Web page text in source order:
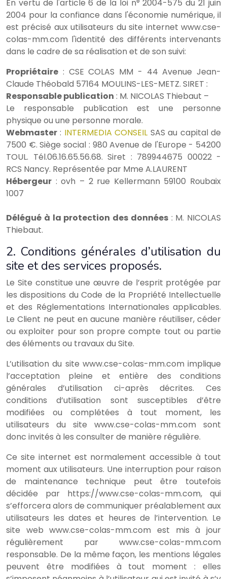
En vertu de l'article 6 de la loi n° 2004-575 du 21 juin
2004 pour la confiance dans l'économie numérique, il
est précisé aux utilisateurs du site internet www.cse-
colas-mm.com l'identité des différents intervenants
dans le cadre de sa réalisation et de son suivi:
Propriétaire : CSE COLAS MM - 44 Avenue Jean-
Claude Théobald 57164 MOULINS-LES-METZ. SIRET :
Responsable publication : M. NICOLAS Thiebaut –
Le responsable publication est une personne
physique ou une personne morale.
Webmaster : INTERMEDIA CONSEIL SAS au capital de
7500 €. Siège social : 980 Avenue de l'Europe - 54200
TOUL. Tél.06.16.65.56.68. Siret : 789944675 00022 -
RCS Nancy. Représentée par Mme A.LAURENT
Hébergeur : ovh – 2 rue Kellermann 59100 Roubaix
1007
Délégué à la protection des données: M. NICOLAS
Thiebaut.
2. Conditions générales d’utilisation du
site et des services proposés.
Le Site constitue une œuvre de l’esprit protégée par
les dispositions du Code de la Propriété Intellectuelle
et des Réglementations Internationales applicables.
Le Client ne peut en aucune manière réutiliser, céder
ou exploiter pour son propre compte tout ou partie
des éléments ou travaux du Site.
L’utilisation du site www.cse-colas-mm.com implique
l’acceptation pleine et entière des conditions
générales d’utilisation ci-après décrites. Ces
conditions d’utilisation sont susceptibles d’être
modifiées ou complétées à tout moment, les
utilisateurs du site www.cse-colas-mm.com sont
donc invités à les consulter de manière régulière.
Ce site internet est normalement accessible à tout
moment aux utilisateurs. Une interruption pour raison
de maintenance technique peut être toutefois
décidée par https://www.cse-colas-mm.com, qui
s’efforcera alors de communiquer préalablement aux
utilisateurs les dates et heures de l’intervention. Le
site web www.cse-colas-mm.com est mis à jour
régulièrement par www.cse-colas-mm.com
responsable. De la même façon, les mentions légales
peuvent être modifiées à tout moment : elles